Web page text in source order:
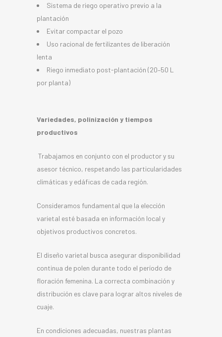
Sistema de riego operativo previo a la
plantación
Evitar compactar el pozo
Uso racional de fertilizantes de liberación
lenta
Riego inmediato post-plantación (20–50 L
por planta)
Variedades, polinización y tiempos
productivos
Trabajamos en conjunto con el productor y su
asesor técnico, respetando las particularidades
climáticas y edáficas de cada región.
Consideramos fundamental que la elección
varietal esté basada en información local y
objetivos productivos concretos.
El diseño varietal busca asegurar disponibilidad
continua de polen durante todo el período de
floración femenina. La correcta combinación y
distribución es clave para lograr altos niveles de
cuaje.
En condiciones adecuadas, nuestras plantas